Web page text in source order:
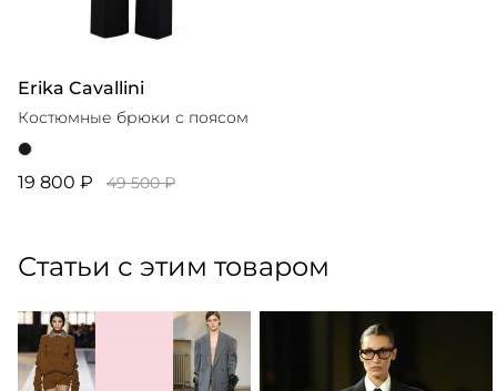
Erika Cavallini
Костюмные брюки с поясом
19 800 ₽ 49 500 ₽
Статьи с этим товаром